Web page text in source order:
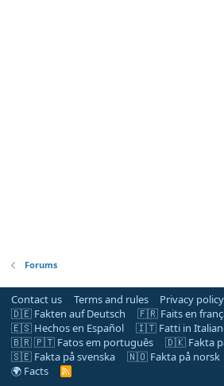
Forums
Contact us Terms and rules Privacy policy
🇩🇪 Fakten auf Deutsch
🇫🇷 Faits en
🇪🇸 Hechos en Español
🇮🇹 Fatti in
🇧🇷 🇵🇹 Fatos em português
🇩🇰 Fakta
🇸🇪 Fakta på svenska
🇳🇴 Fakta på norsk
🌍 Facts
R